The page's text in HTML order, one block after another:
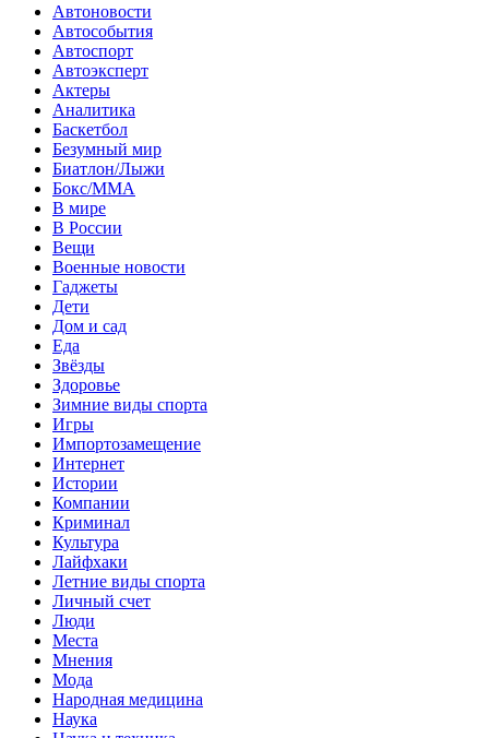
Автоновости
Автособытия
Автоспорт
Автоэксперт
Актеры
Аналитика
Баскетбол
Безумный мир
Биатлон/Лыжи
Бокс/MMA
В мире
В России
Вещи
Военные новости
Гаджеты
Дети
Дом и сад
Еда
Звёзды
Здоровье
Зимние виды спорта
Игры
Импортозамещение
Интернет
Истории
Компании
Криминал
Культура
Лайфхаки
Летние виды спорта
Личный счет
Люди
Места
Мнения
Мода
Народная медицина
Наука